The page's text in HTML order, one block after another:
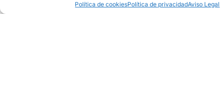
Política de cookiesPolítica de privacidadAviso Legal